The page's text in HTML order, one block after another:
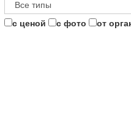
с ценой с фото от